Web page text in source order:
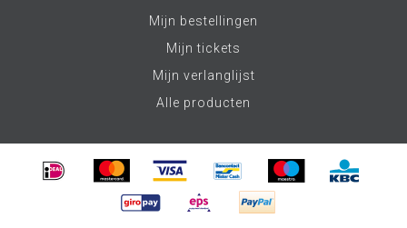
Mijn bestellingen
Mijn tickets
Mijn verlanglijst
Alle producten